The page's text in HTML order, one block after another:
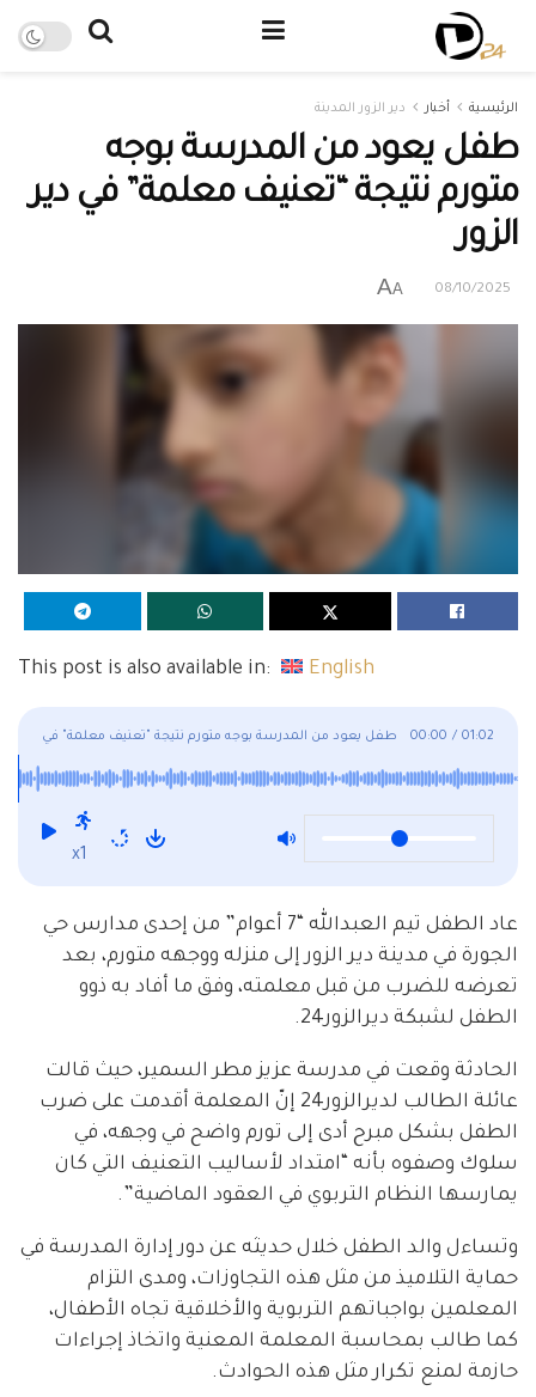
الرئيسية أخبار دير الزور المدينة
طفل يعود من المدرسة بوجه
متورم نتيجة “تعنيف معلمة” في دير
الزور
08/10/2025
A
A
This post is also available in: English
طفل يعود من المدرسة بوجه متورم نتيجة "تعنيف معلمة" في
دير الزور
00:00 / 01:02
x1
عاد الطفل تيم العبدالله “7 أعوام” من إحدى مدارس حي
الجورة في مدينة دير الزور إلى منزله ووجهه متورم، بعد
تعرضه للضرب من قبل معلمته، وفق ما أفاد به ذوو
الطفل لشبكة ديرالزور24.
الحادثة وقعت في مدرسة عزيز مطر السمير، حيث قالت
عائلة الطالب لديرالزور24 إنّ المعلمة أقدمت على ضرب
الطفل بشكل مبرح أدى إلى تورم واضح في وجهه، في
سلوك وصفوه بأنه “امتداد لأساليب التعنيف التي كان
يمارسها النظام التربوي في العقود الماضية”.
وتساءل والد الطفل خلال حديثه عن دور إدارة المدرسة في
حماية التلاميذ من مثل هذه التجاوزات، ومدى التزام
المعلمين بواجباتهم التربوية والأخلاقية تجاه الأطفال،
كما طالب بمحاسبة المعلمة المعنية واتخاذ إجراءات
حازمة لمنع تكرار مثل هذه الحوادث.